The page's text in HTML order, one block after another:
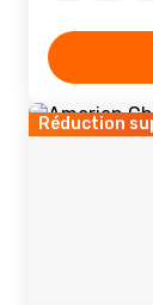
Réduction